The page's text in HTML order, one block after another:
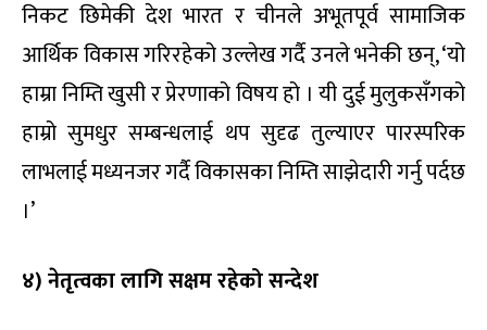
निकट छिमेकी देश भारत र चीनले अभूतपूर्व सामाजिक
आर्थिक विकास गरिरहेको उल्लेख गर्दै उनले भनेकी छन्, ‘यो
हाम्रा निम्ति खुसी र प्रेरणाको विषय हो । यी दुई मुलुकसँगको
हाम्रो सुमधुर सम्बन्धलाई थप सुदृढ तुल्याएर पारस्परिक
लाभलाई मध्यनजर गर्दै विकासका निम्ति साझेदारी गर्नु पर्दछ
।’
४) नेतृत्वका लागि सक्षम रहेको सन्देश